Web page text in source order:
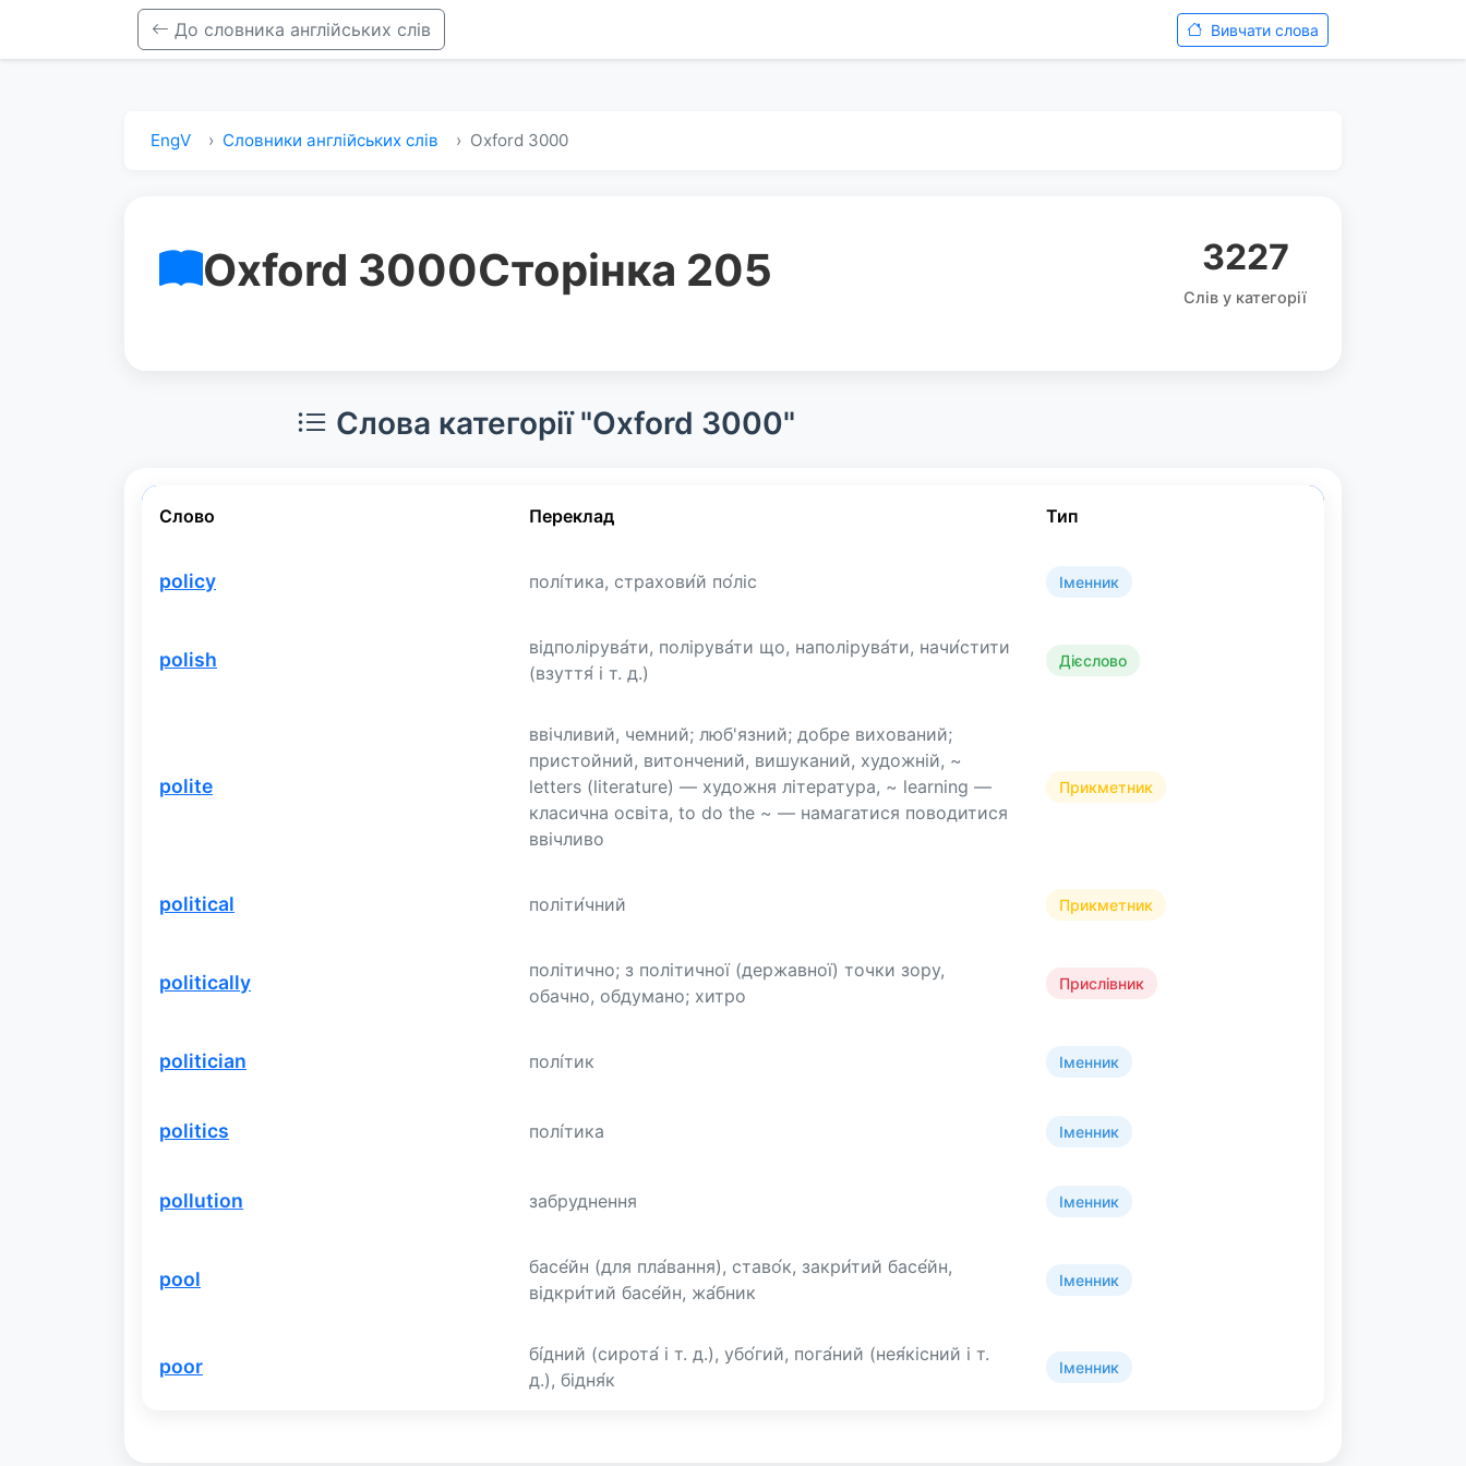
До словника англійських слів Вивчати слова
EngV Словники англійських слів Oxford 3000
Oxford 3000Сторінка 205 3227
Слів у категорії
Слова категорії "Oxford 3000"
Слово Переклад Тип
policy полі́тика, страхови́й по́ліс Іменник
polish
відполірува́ти, полірува́ти що, наполірува́ти, начи́стити
(взуття́ і т. д.)
Дієслово
polite
ввічливий, чемний; люб'язний; добре вихований;
пристойний, витончений, вишуканий, художній, ~
letters (literature) — художня література, ~ learning —
класична освіта, to do the ~ — намагатися поводитися
ввічливо
Прикметник
political політи́чний Прикметник
politically
політично; з політичної (державної) точки зору,
обачно, обдумано; хитро
Прислівник
politician полі́тик Іменник
politics полі́тика Іменник
pollution забруднення Іменник
pool
басе́йн (для пла́вання), ставо́к, закри́тий басе́йн,
відкри́тий басе́йн, жа́бник
Іменник
poor
бі́дний (сирота́ і т. д.), убо́гий, пога́ний (нея́кісний і т.
д.), бідня́к
Іменник